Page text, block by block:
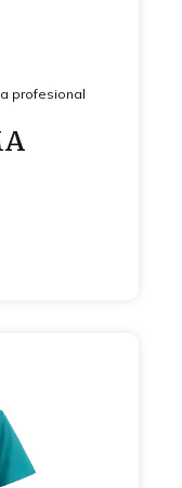
profesional